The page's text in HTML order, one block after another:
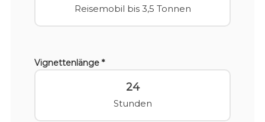
Reisemobil bis 3,5 Tonnen
Vignettenlänge *
24
Stunden